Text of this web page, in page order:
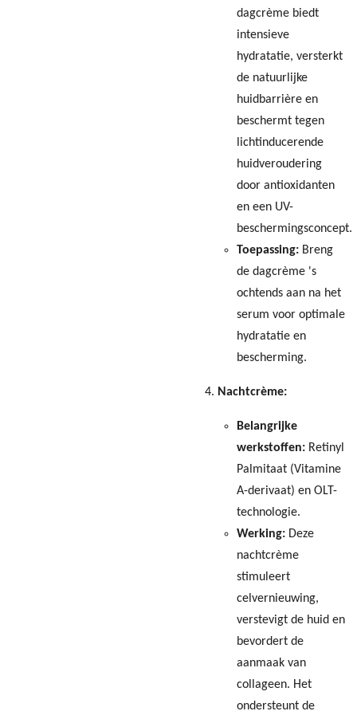
dagcrème biedt
intensieve
hydratatie, versterkt
de natuurlijke
huidbarrière en
beschermt tegen
lichtinducerende
huidveroudering
door antioxidanten
en een UV-
beschermingsconcept.
Toepassing: Breng
de dagcrème 's
ochtends aan na het
serum voor optimale
hydratatie en
bescherming.
Nachtcrème:
Belangrijke
werkstoffen: Retinyl
Palmitaat (Vitamine
A-derivaat) en OLT-
technologie.
Werking: Deze
nachtcrème
stimuleert
celvernieuwing,
verstevigt de huid en
bevordert de
aanmaak van
collageen. Het
ondersteunt de